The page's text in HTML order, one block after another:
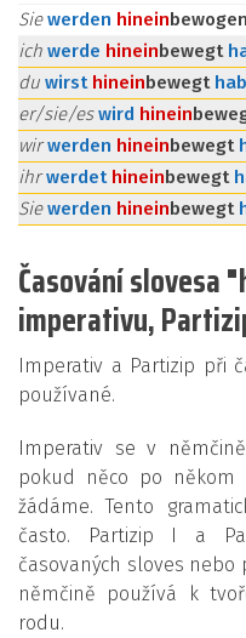
Siewerden hineinbewogen
ich werde hineinbewegt
du wirst hineinbewegt
er/sie/eswird hinein
wirwerden hineinbewegt
ihrwerdet hineinbewegt
Siewerden hineinbewegt
Časování slovesa
imperativu,
Imperativ a Partizip při
používané.
Imperativ se v
pokud něco po někom
žádáme. Tento
často. Partizip I a
časovaných sloves nebo
němčině používá k
rodu.